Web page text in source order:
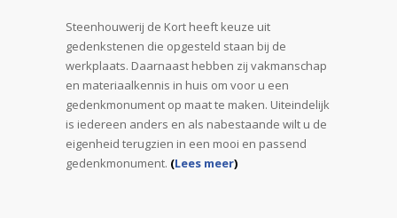
Steenhouwerij de Kort heeft keuze uit
gedenkstenen die opgesteld staan bij de
werkplaats. Daarnaast hebben zij vakmanschap
en materiaalkennis in huis om voor u een
gedenkmonument op maat te maken. Uiteindelijk
is iedereen anders en als nabestaande wilt u de
eigenheid terugzien in een mooi en passend
gedenkmonument. (Lees meer)